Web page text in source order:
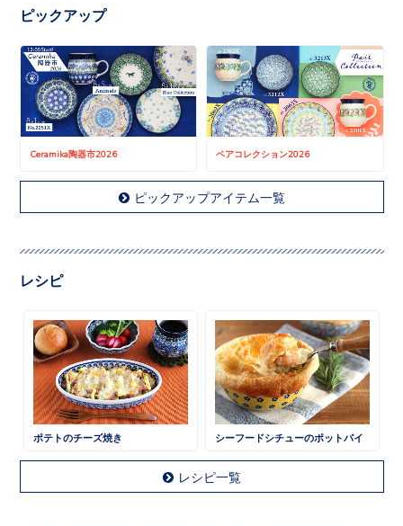
ピックアップ
Ceramika陶器市2026 ペアコレクション2026
ピックアップアイテム一覧
レシピ
ポテトのチーズ焼き シーフードシチューのポットパイ
レシピ一覧